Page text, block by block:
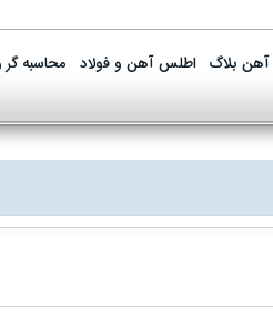
آهن بلاگ اطلس آهن و فولاد محاسبه